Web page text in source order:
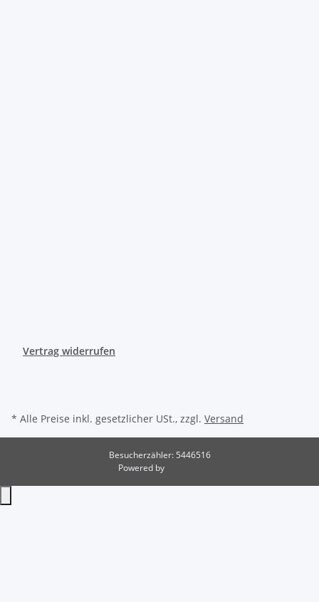
Vertrag widerrufen
* Alle Preise inkl. gesetzlicher USt., zzgl. Versand
Besucherzähler: 5446516
Powered by